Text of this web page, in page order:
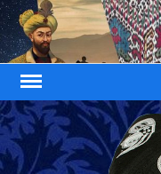
Skip
to
content